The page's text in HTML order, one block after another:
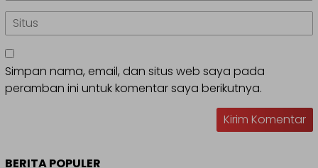
Simpan nama, email, dan situs web saya pada
peramban ini untuk komentar saya berikutnya.
BERITA POPULER